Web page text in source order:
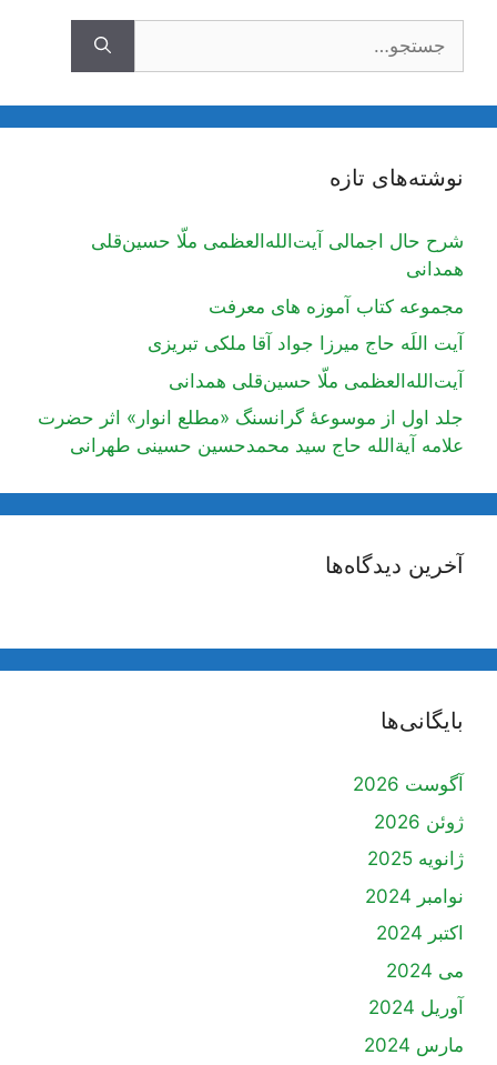
نوشته‌های تازه
شرح حال اجمالی آیت‌الله‌العظمی ملّا حسین‌قلی
همدانی
مجموعه کتاب آموزه های معرفت
آیت اللَه حاج میرزا جواد آقا ملکی تبریزی
آیت‌الله‌العظمی ملّا حسین‌قلی همدانی
جلد اول از موسوعۀ گرانسنگ «مطلع انوار» اثر حضرت
علامه آیة‌الله حاج سید محمدحسین حسینی طهرانی
آخرین دیدگاه‌ها
بایگانی‌ها
آگوست 2026
ژوئن 2026
ژانویه 2025
نوامبر 2024
اکتبر 2024
می 2024
آوریل 2024
مارس 2024